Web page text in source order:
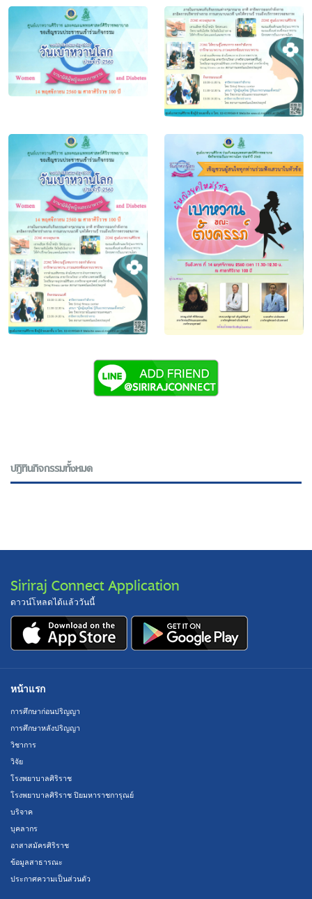
ปฎิทินกิจกรรมทั้งหมด
Siriraj Connect Application
ดาวน์โหลดได้แล้ววันนี้
หน้าแรก
การศึกษาก่อนปริญญา
การศึกษาหลังปริญญา
วิชาการ
วิจัย
โรงพยาบาลศิริราช
โรงพยาบาลศิริราช ปิยมหาราชการุณย์
บริจาค
บุคลากร
อาสาสมัครศิริราช
ข้อมูลสาธารณะ
ประกาศความเป็นส่วนตัว